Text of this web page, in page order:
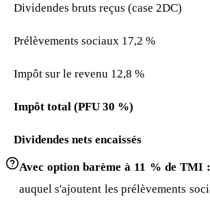
Dividendes bruts reçus (case 2DC)
Prélèvements sociaux 17,2 %
Impôt sur le revenu 12,8 %
Impôt total (PFU 30 %)
Dividendes nets encaissés
Avec option barème à 11 % de TMI :
auquel s'ajoutent les prélèvements